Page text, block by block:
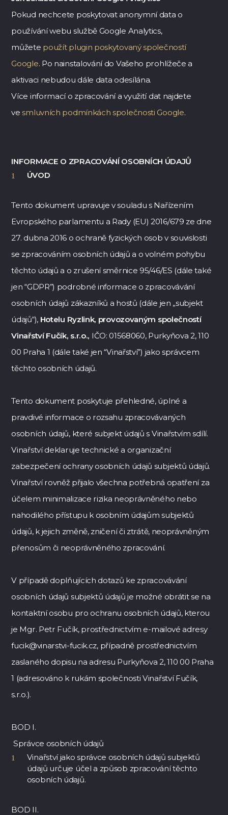
Pokud nechcete poskytovat anonymní data o
používání webu službě Google Analytics,
můžete použít plugin poskytovaný společností
Google. Po nainstalování do Vašeho prohlížeče a
aktivaci nebudou dále data odesílána.
Více informací o zpracování a využití dat najdete
vesmluvních podmínkách společnosti Google.
INFORMACE O ZPRACOVÁNÍ OSOBNÍCH ÚDAJŮ
ÚVOD
Tento dokument upravuje v souladu s Nařízením
Evropského parlamentu a Rady (EU) 2016/679 ze dne
27. dubna 2016 o ochraně fyzických osob v souvislosti
se zpracováním osobních údajů a o volném pohybu
těchto údajů a o zrušení směrnice 95/46/ES (dále také
jen “GDPR”) podrobné informace o zpracovávání
osobních údajů zákazníků a hostů (dále jen „subjekt
údajů“), Hotelu Ryzlink, provozovaným společností
Vinařství Fučík, s.r.o., IČO:01568060, Purkyňova 2, 110
00 Praha 1 (dále také jen “Vinařství”) jako správcem
těchto osobních údajů.
Tento dokument poskytuje přehledné, úplné a
pravdivé informace o rozsahu zpracovávaných
osobních údajů, které subjekt údajů s Vinařstvím sdílí.
Vinařství deklaruje technické a organizační
zabezpečení ochrany osobních údajů subjektů údajů.
Vinařství rovněž přijalo všechna potřebná opatření za
účelem minimalizace rizika neoprávněného nebo
nahodilého přístupu k osobním údajům subjektů
údajů, k jejich změně, zničení či ztrátě, neoprávněným
přenosům či neoprávněného zpracování.
V případě doplňujících dotazů ke zpracovávání
osobních údajů subjektů údajů je možné obrátit se na
kontaktní osobu pro ochranu osobních údajů, kterou
je Mgr. Petr Fučík, prostřednictvím e-mailové adresy
fucik@vinarstvi-fucik.cz, případně prostřednictvím
zaslaného dopisu na adresu Purkyňova 2, 110 00 Praha
1 (adresováno k rukám společnosti Vinařství Fučík,
s.r.o.).
BOD I.
Správce osobních údajů
Vinařství jako správce osobních údajů subjektů
údajů určuje účel a způsob zpracování těchto
osobních údajů.
BOD II.